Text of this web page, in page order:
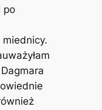
po
miednicy.